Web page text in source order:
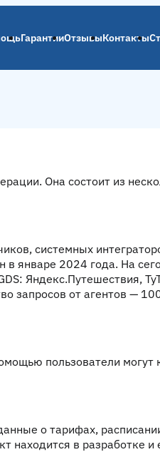
ГарантииОтзывыКонтакты
Она состоит из
системных
в январе 2024 года. На
Яндекс.Путешествия,
запросов от агентов —
пользователи могут
о тарифах,
находится в разработке и